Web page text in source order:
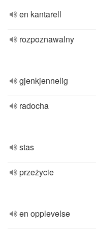
en kantarell
rozpoznawalny
gjenkjennelig
radocha
stas
przeżycie
en opplevelse